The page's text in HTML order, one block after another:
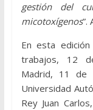
gestión del
micotoxígenos”.
En esta
trabajos, 12
Madrid, 11 de
Universidad
Rey Juan